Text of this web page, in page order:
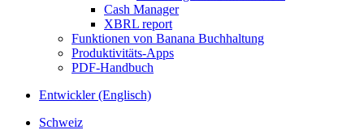
Cash Manager
XBRL report
Funktionen von Banana Buchhaltung
Produktivitäts-Apps
PDF-Handbuch
Entwickler (Englisch)
Schweiz